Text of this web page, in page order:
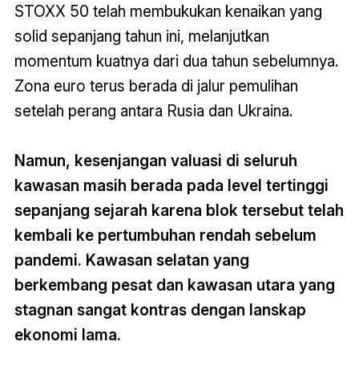
STOXX 50 telah membukukan kenaikan yang
solid sepanjang tahun ini, melanjutkan
momentum kuatnya dari dua tahun sebelumnya.
Zona euro terus berada di jalur pemulihan
setelah perang antara Rusia dan Ukraina.
Namun, kesenjangan valuasi di seluruh
kawasan masih berada pada level tertinggi
sepanjang sejarah karena blok tersebut telah
kembali ke pertumbuhan rendah sebelum
pandemi. Kawasan selatan yang
berkembang pesat dan kawasan utara yang
stagnan sangat kontras dengan lanskap
ekonomi lama.